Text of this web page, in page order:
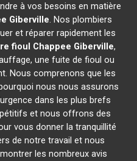
à vos besoins en matière
Giberville. Nos plombiers
et réparer rapidement les
fioul Chappee Giberville,
une fuite de fioul ou
Nous comprenons que les
nous nous assurons
dans les plus brefs
et nous offrons des
vous donner la tranquillité
de notre travail et nous
les nombreux avis